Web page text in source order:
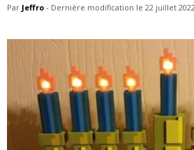
Par Jeffro - Dernière modification le 22 juillet